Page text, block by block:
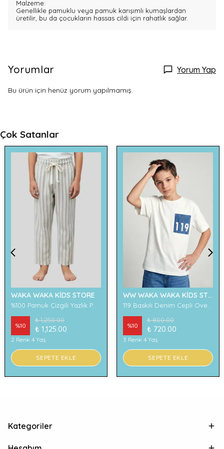
Malzeme:
Genellikle pamuklu veya pamuk karışımlı kumaşlardan
üretilir, bu da çocukların hassas cildi için rahatlık sağlar.
Yorumlar Yorum Yap
Bu ürün için henüz yorum yapılmamış.
Çok Satanlar
WAKA WAKA KİDS STORE
%10
₺ 1,250.00
₺ 1,125.00
2 Renk 4 Yaş
SEPETE EKLE
WW WAKA WAKA KİDS STORE
%10
₺ 800.00
₺ 720.00
3 Renk 4 Yaş
SEPETE EKLE
Kategoriler